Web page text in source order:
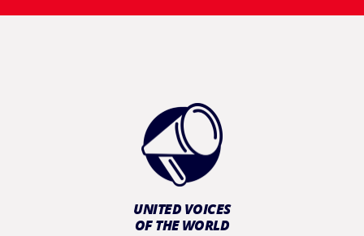
UNITED VOICES
OF THE WORLD